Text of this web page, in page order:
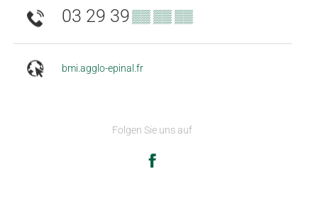
03 29 39▒▒ ▒▒ ▒▒
bmi.agglo-epinal.fr
Folgen Sie uns auf